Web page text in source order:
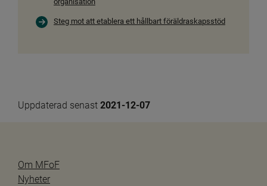
Steg mot att etablera ett hållbart föräldraskapsstöd
Uppdaterad senast 2021-12-07
Om MFoF
Nyheter